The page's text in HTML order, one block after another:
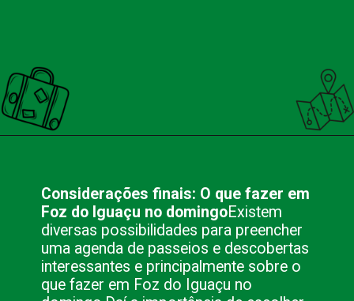
Considerações finais: O que fazer em
Foz do Iguaçu no domingoExistem
diversas possibilidades para preencher
uma agenda de passeios e descobertas
interessantes e principalmente sobre o
que fazer em Foz do Iguaçu no